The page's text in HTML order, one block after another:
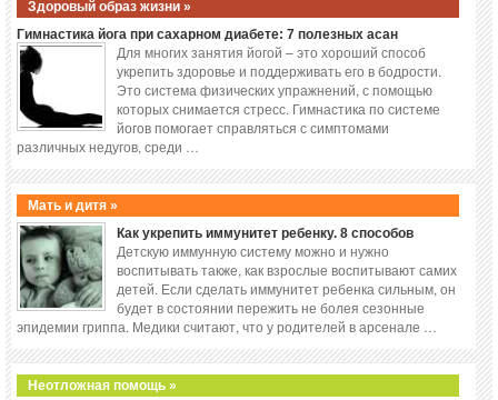
Здоровый образ жизни »
Гимнастика йога при сахарном диабете: 7 полезных асан
Для многих занятия йогой – это хороший способ
укрепить здоровье и поддерживать его в бодрости.
Это система физических упражнений, с помощью
которых снимается стресс. Гимнастика по системе
йогов помогает справляться с симптомами
различных недугов, среди …
Мать и дитя »
Как укрепить иммунитет ребенку. 8 способов
Детскую иммунную систему можно и нужно
воспитывать также, как взрослые воспитывают самих
детей. Если сделать иммунитет ребенка сильным, он
будет в состоянии пережить не болея сезонные
эпидемии гриппа. Медики считают, что у родителей в арсенале …
Неотложная помощь »